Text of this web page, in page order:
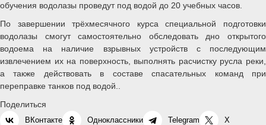
обучения водолазы проведут под водой до 20 учебных часов.
По завершении трёхмесячного курса специальной подготовки
водолазы смогут самостоятельно обследовать дно открытого
водоема на наличие взрывных устройств с последующим
извлечением их на поверхность, выполнять расчистку русла реки,
а также действовать в составе спасательных команд при
переправке танков под водой..
Поделиться
ВКонтакте Одноклассники Telegram X